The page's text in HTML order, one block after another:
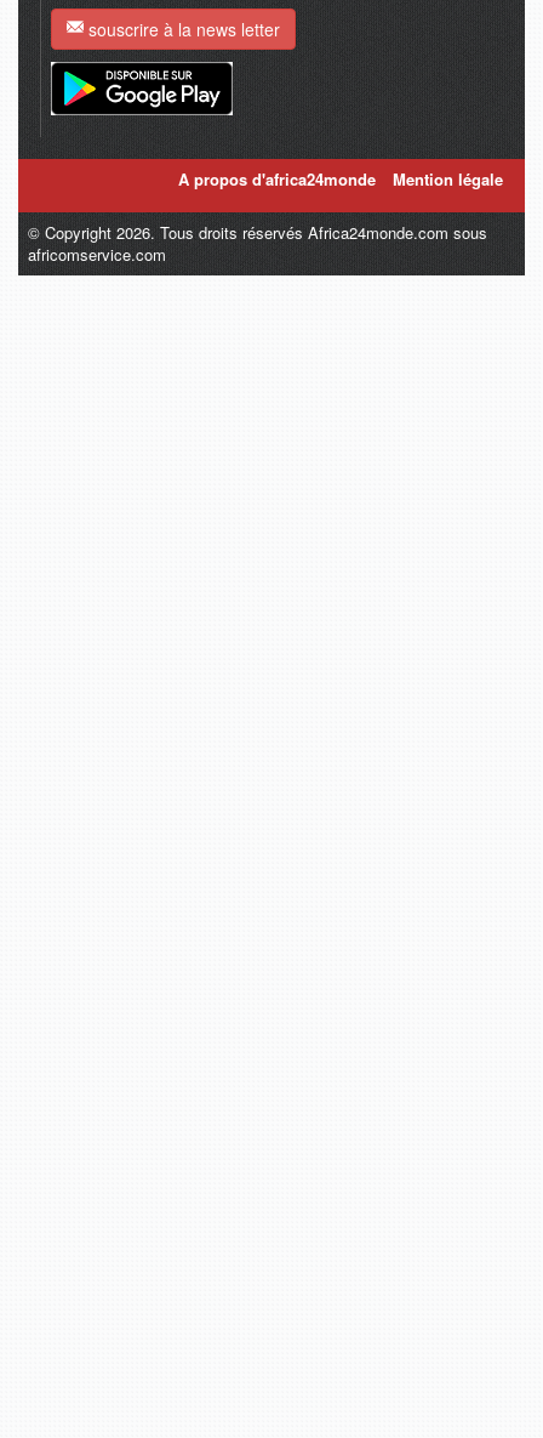
souscrire à la news letter
A propos d'africa24monde Mention légale
© Copyright 2026. Tous droits réservés Africa24monde.com sous
africomservice.com